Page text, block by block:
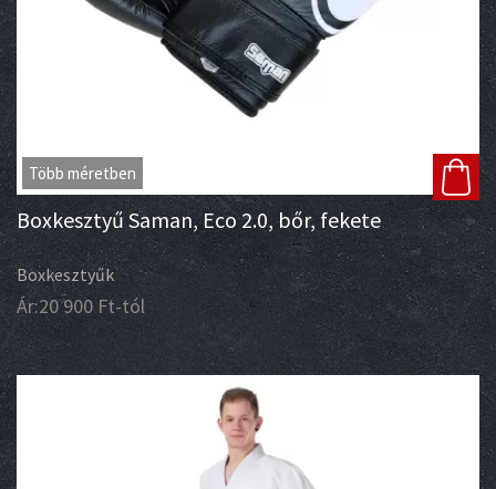
Több méretben
Boxkesztyű Saman, Eco 2.0, bőr, fekete
Boxkesztyűk
Ár:20 900 Ft-tól